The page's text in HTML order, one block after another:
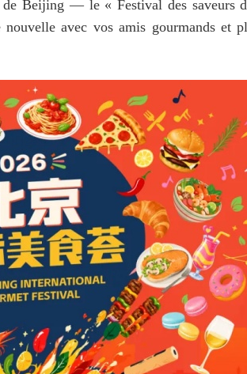
de Beijing — le « Festival des
avec vos amis gourmands et